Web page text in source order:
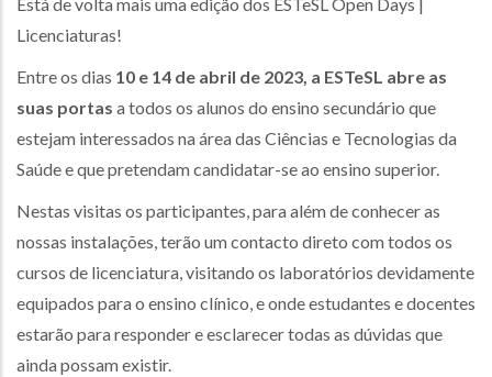
Licenciaturas!
Entre os dias 10 e 14 de abril de 2023, a ESTeSL abre as
suas portas a todos os alunos do ensino secundário que
estejam interessados na área das Ciências e Tecnologias da
Saúde e que pretendam candidatar-se ao ensino superior.
Nestas visitas os participantes, para além de conhecer as
nossas instalações, terão um contacto direto com todos os
cursos de licenciatura, visitando os laboratórios devidamente
equipados para o ensino clínico, e onde estudantes e docentes
estarão para responder e esclarecer todas as dúvidas que
ainda possam existir.